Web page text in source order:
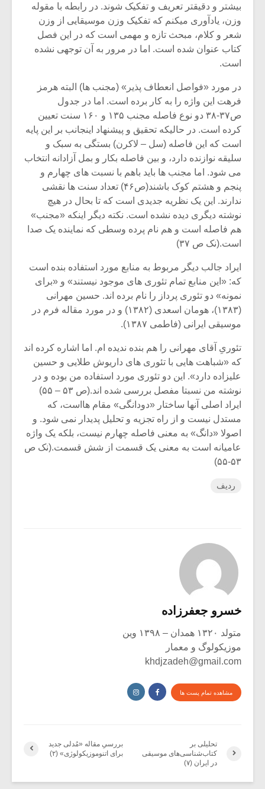
بیشتر و دقیقتر تعریف و تفکیک شوند. در رابطه با مقوله
وزن، یادآوری میکنم که تفکیک وزن موسیقایی از وزن
شعر و کلام، مبحث تازه و مهمی است که در این فصل
کتاب عنوان شده است. اما در مرور به آن توجهی نشده
است.
در مورد «فواصل انعطاف پذیر» (مجنب ها) البته هرمز
فرهت این واژه را به کار برده است. اما در جدول
ص۳۷-۳۸ دو نوع فاصله مجنب ۱۳۵ و ۱۶۰ سنت تعیین
کرده است. در حالیکه تحقیق و پیشنهاد اینجانب بر این پایه
است که این فاصله (سل – لاکرن) بستگی به سبک و
سلیقه نوازنده دارد، و بین فاصله بکار و بمل آزادانه انتخاب
می شود. اما مجنب ها باید باهم با نسبت های چهارم و
پنجم و هشتم کوک باشند(ص۴۶) تعداد سنت ها نقشی
ندارند. این یک نظریه جدیدی است که تا بحال در هیچ
نوشته دیگری دیده نشده است. نکته دیگر اینکه «مجنب»
هم فاصله است و هم نام پرده وسطی که نماینده یک صدا
است.(نک ص ۳۷)
ایراد جالب دیگر مربوط به منابع مورد استفاده بنده است
که: «این منابع تمام تئوری های موجود نیستند» و «برای
نمونه» دو تئوری پرداز را نام برده اند. حسین مهرانی
(۱۳۸۳)، هومان اسعدی (۱۳۸۲) و در مورد مقاله فرم در
موسیقی ایرانی (فاطمی ۱۳۸۷).
تئوریِ آقای مهرانی را هم بنده ندیده ام. اما اشاره کرده اند
که «شباهت هایی با تئوری های داریوش طلایی و حسین
علیزاده دارد». این دو تئوری مورد استفاده من بوده و در
نوشته من نسبتا مفصل بررسی شده اند.(ص ۵۳ – ۵۵)
ایراد اصلی آنها ساختار «دودانگی» مقام هااست، که
مستدل نیست و از راه تجزیه و تحلیل پدیدار نمی شود. و
اصولا «دانگ» به معنی فاصله چهارم نیست، بلکه یک واژه
عامیانه است به معنی یک قسمت از شش قسمت.(نک ص
۵۳-۵۵)
ردیف
خسرو جعفرزاده
متولد ۱۳۲۰ همدان – ۱۳۹۸ وین
موزیکولوگ و معمار
khdjzadeh@gmail.com
مشاهده تمام پست ها
بررسیِ مقاله‏ «مُدلی جدید
برای اتنوموزیکولوژی» (۲)
تحلیلی بر
کتاب‌شناسی‌های موسیقی
در ایران (۷)
اگر نمی توانی
مشهورترین باشی،
بدنام ترین باش
برگزار
موسیقی